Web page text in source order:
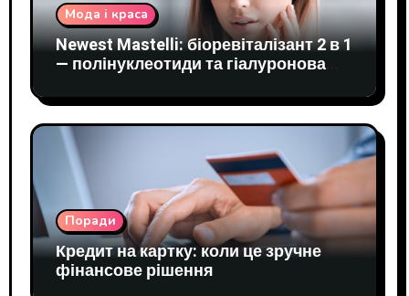
Мода і краса
Newest Mastelli: біоревіталізант 2 в 1
— полінуклеотиди та гіалуронова
Поради
Кредит на картку: коли це зручне
фінансове рішення